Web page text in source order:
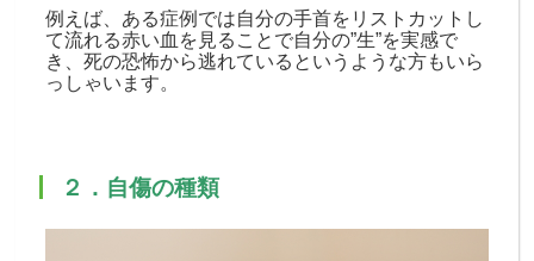
例えば、ある症例では自分の手首をリストカットし
て流れる赤い血を見ることで自分の”生”を実感で
き、死の恐怖から逃れているというような方もいら
っしゃいます。
２．自傷の種類